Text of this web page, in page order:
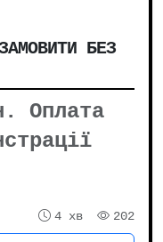
БЕЗ
Оплата
4 хв 202